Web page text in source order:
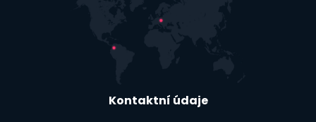
Kontaktní údaje